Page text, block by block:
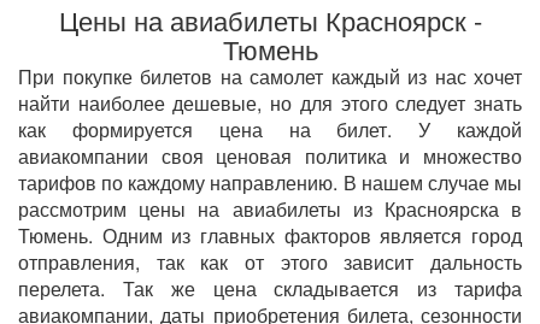
Цены на авиабилеты Красноярск -
Тюмень
При покупке билетов на самолет каждый из нас хочет
найти наиболее дешевые, но для этого следует знать
как формируется цена на билет. У каждой
авиакомпании своя ценовая политика и множество
тарифов по каждому направлению. В нашем случае мы
рассмотрим цены на авиабилеты из Красноярска в
Тюмень. Одним из главных факторов является город
отправления, так как от этого зависит дальность
перелета. Так же цена складывается из тарифа
авиакомпании, даты приобретения билета, сезонности